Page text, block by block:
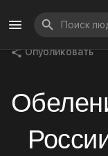
Опубликовать